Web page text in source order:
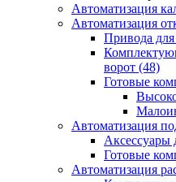
Автоматизация
Автоматизация
Привода
ворот (48)
Готовые
Автоматизация
Аксессуары
Готовые
Автоматизация